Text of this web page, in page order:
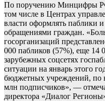
По поручению Минцифры
том числе в Центрах
власти оформлять паблики
обращениями граждан.
госорганизаций
000 пабликов (57%), еще 14
зарубежных соцсетях
ситуации на январь этого
бюджетных учреждений, по
млн подписчиков», —
директора «Диалог